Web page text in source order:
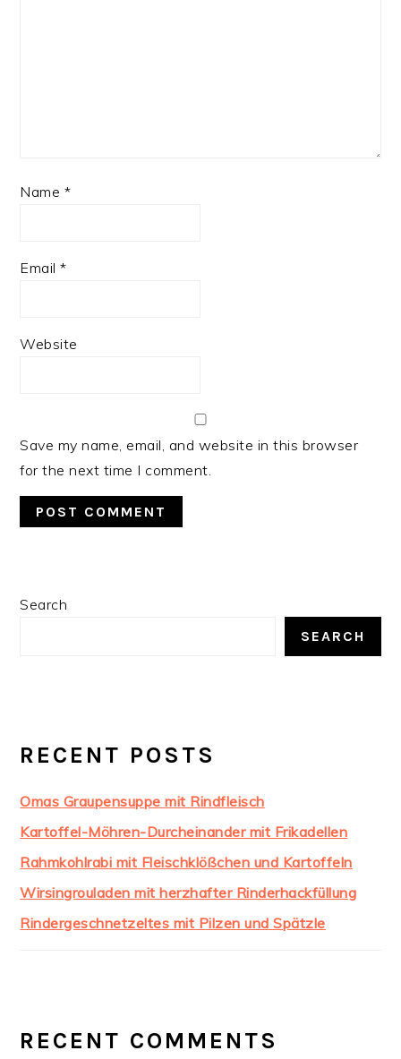
Name *
Email*
Website
Save my name, email, and website in this browser
for the next time I comment.
PRIMARY
Search
SEARCH
RECENT POSTS
Omas Graupensuppe mit Rindfleisch
Kartoffel-Möhren-Durcheinander mit Frikadellen
Rahmkohlrabi mit Fleischklößchen und Kartoffeln
Wirsingrouladen mit herzhafter Rinderhackfüllung
Rindergeschnetzeltes mit Pilzen und Spätzle
RECENT COMMENTS